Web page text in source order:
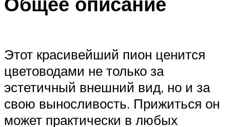
Этот красивейший пион ценится
цветоводами не только за
эстетичный внешний вид, но и за
свою выносливость. Прижиться он
может практически в любых